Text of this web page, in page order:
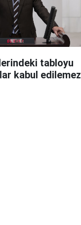
tabloyu
kabul edilemez